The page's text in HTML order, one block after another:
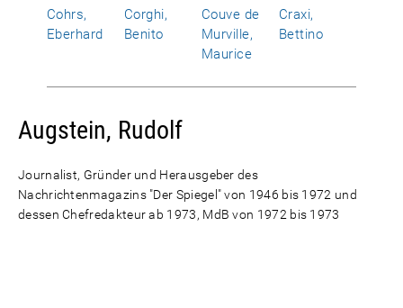
Cohrs,
Eberhard
Corghi,
Benito
Couve de
Murville,
Maurice
Craxi,
Bettino
Augstein, Rudolf
Journalist, Gründer und Herausgeber des
Nachrichtenmagazins "Der Spiegel" von 1946 bis 1972 und
dessen Chefredakteur ab 1973, MdB von 1972 bis 1973